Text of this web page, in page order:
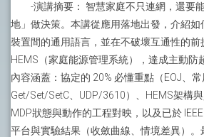
-演講摘要： 智慧家庭不只連網，還要
地」做決策。本講從應用落地出發，介紹如
裝置間的通用語言，並在不破壞互通性的前
HEMS（家庭能源管理系統），達成主動防
內容涵蓋：協定的 20% 必懂重點（EOJ、常
Get/Set/SetC、UDP/3610）、HEMS架構與
MDP狀態與動作的工程對映，以及已於
平台與實驗結果（收斂曲線、情境差異）。